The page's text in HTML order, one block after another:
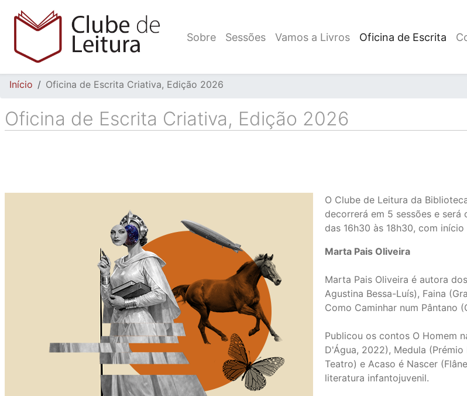
Passar
para
conteúdo
principal
Main
navigation
Sobre Sessões Vamos a Livros Oficina de Escrita
Navegação estrutural
Início Oficina de Escrita Criativa, Edição 2026
Oficina de Escrita Criativa, Edição 2026
O Clube de Leitura da
decorrerá em 5 sessões e
das 16h30 às 18h30, com
Marta Pais Oliveira
Marta Pais Oliveira é autora
Agustina Bessa-Luís), Faina
Como Caminhar num Pântano
Publicou os contos O Homem
D'Água, 2022), Medula
Teatro) e Acaso é Nascer
literatura infantojuvenil.